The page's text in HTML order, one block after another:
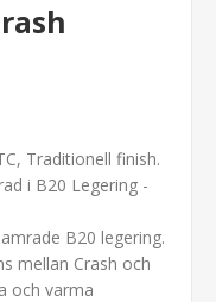
Traditionell finish.
i B20 Legering -
B20 legering.
mellan Crash och
och varma